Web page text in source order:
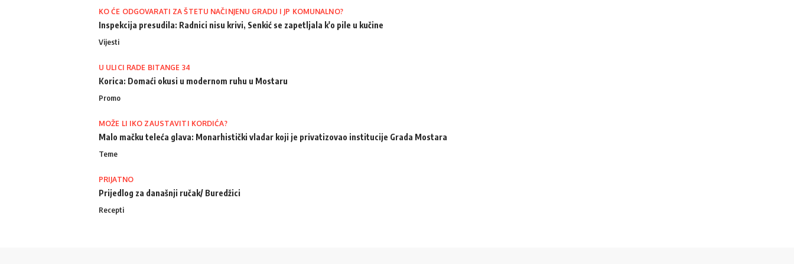
KO ĆE ODGOVARATI ZA ŠTETU NAČINJENU GRADU I JP KOMUNALNO?
Inspekcija presudila: Radnici nisu krivi, Senkić se zapetljala k'o pile u kučine
Vijesti
U ULICI RADE BITANGE 34
Korica: Domaći okusi u modernom ruhu u Mostaru
Promo
MOŽE LI IKO ZAUSTAVITI KORDIĆA?
Malo mačku teleća glava: Monarhistički vladar koji je privatizovao institucije Grada Mostara
Teme
PRIJATNO
Prijedlog za današnji ručak/ Buredžici
Recepti